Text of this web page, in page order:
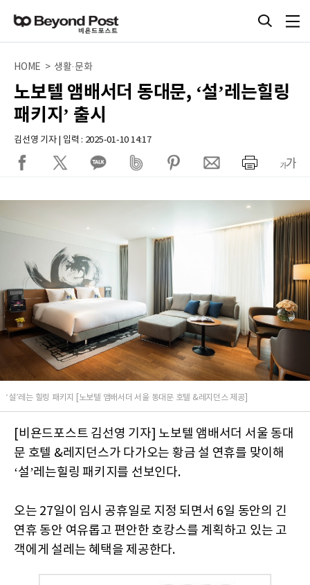
HOME > 생활·문화
노보텔 앰배서더 동대문, ‘설’레는힐링
패키지’ 출시
김선영 기자 | 입력 : 2025-01-10 14:17
‘설’레는 힐링 패키지 [노보텔 앰배서더 서울 동대문 호텔 &레지던스 제공]
[비욘드포스트 김선영 기자] 노보텔 앰배서더 서울 동대
문 호텔 &레지던스가 다가오는 황금 설 연휴를 맞이해
‘설’레는힐링 패키지를 선보인다.
오는 27일이 임시 공휴일로 지정 되면서 6일 동안의 긴
연휴 동안 여유롭고 편안한 호캉스를 계획하고 있는 고
객에게 설레는 혜택을 제공한다.